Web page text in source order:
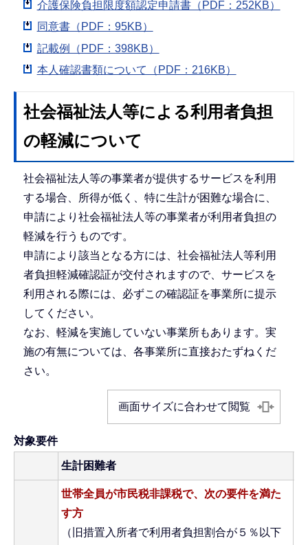
介護保険負担限度額認定申請書（PDF：252KB）
同意書（PDF：95KB）
記載例（PDF：398KB）
本人確認書類について（PDF：216KB）
社会福祉法人等による利用者負担
の軽減について
社会福祉法人等の事業者が提供するサービスを利用
する場合、所得が低く、特に生計が困難な場合に、
申請により社会福祉法人等の事業者が利用者負担の
軽減を行うものです。
申請により該当となる方には、社会福祉法人等利用
者負担軽減確認証が交付されますので、サービスを
利用される際には、必ずこの確認証を事業所に提示
してください。
なお、軽減を実施していない事業所もあります。実
施の有無については、各事業所に直接おたずねくだ
さい。
画面サイズに合わせて閲覧
対象要件
生計困難者
世帯全員が市民税非課税で、次の要件を満た
す方
（旧措置入所者で利用者負担割合が５％以下